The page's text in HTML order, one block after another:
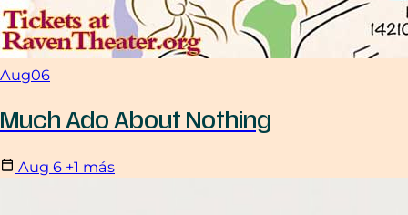
Aug06
Much Ado About Nothing
Aug 6 +1 más